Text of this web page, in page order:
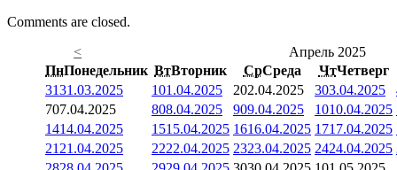
Comments are closed.
<
Апрель 2025
ПнПонедельник ВтВторник СрСреда ЧтЧетверг
3131.03.2025 101.04.2025 202.04.2025 303.04.2025
707.04.2025 808.04.2025 909.04.2025 1010.04.2025
1414.04.2025 1515.04.2025 1616.04.2025 1717.04.2025
21 21.04.2025 2222.04.2025 2323.04.2025 2424.04.2025